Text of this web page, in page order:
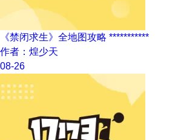
《禁闭求生》全地图攻略 ***********
作者：煌少天
08-26